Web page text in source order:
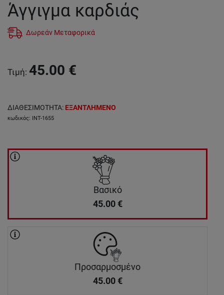
Άγγιγμα καρδιάς
Δωρεάν Μεταφορικά
Τιμή: 45.00 €
ΔΙΑΘΕΣΙΜΟΤΗΤΑ: ΕΞΑΝΤΛΗΜΕΝΟ
κωδικός: INT-1655
Βασικό
45.00 €
Προσαρμοσμένο
45.00 €